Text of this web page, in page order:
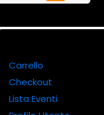
Carrello
Checkout
Lista Eventi